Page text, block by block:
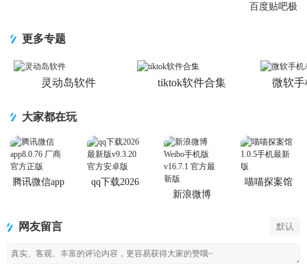
百度贴吧极
更多专题
灵动岛软件 tiktok软件合集 微软手
大家都在玩
腾讯微信app
qq下载2026
新浪微博
喵喵探案馆
网友留言 默认